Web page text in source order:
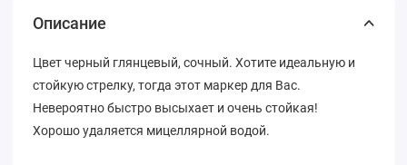
Описание
Цвет черный глянцевый, сочный. Хотите идеальную и
стойкую стрелку, тогда этот маркер для Вас.
Невероятно быстро высыхает и очень стойкая!
Хорошо удаляется мицеллярной водой.